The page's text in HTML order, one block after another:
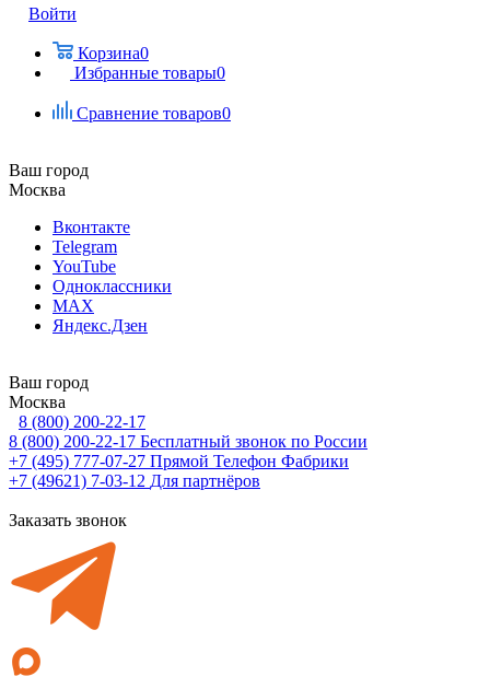
Войти
Корзина0
Избранные товары0
Сравнение товаров0
Ваш город
Москва
Вконтакте
Telegram
YouTube
Одноклассники
MAX
Яндекс.Дзен
Ваш город
Москва
8 (800) 200-22-17
8 (800) 200-22-17 Бесплатный звонок по России
+7 (495) 777-07-27 Прямой Телефон Фабрики
+7 (49621) 7-03-12 Для партнёров
Заказать звонок